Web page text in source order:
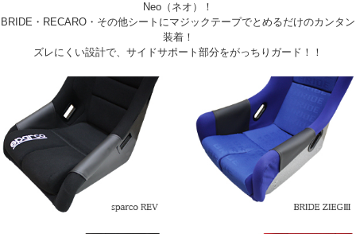
Neo（ネオ）！
BRIDE・RECARO・その他シートにマジックテープでとめるだけのカンタン
装着！
ズレにくい設計で、サイドサポート部分をがっちりガード！！